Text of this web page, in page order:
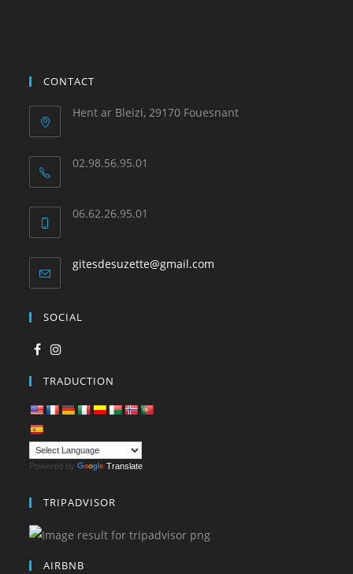
CONTACT
Hent ar Bleizi, 29170 Fouesnant
02.98.56.95.01
06.62.26.95.01
gitesdesuzette@gmail.com
SOCIAL
TRADUCTION
Powered by Translate
TRIPADVISOR
AIRBNB